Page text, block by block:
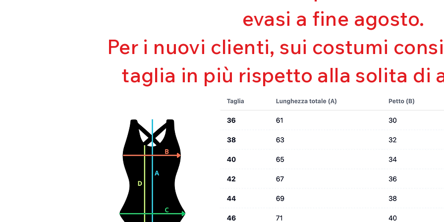
Perfetta vestibilità
Asciugatura rapida
evasi a fine agosto.
Per i nuovi clienti, sui costumi
taglia in più rispetto alla solita di